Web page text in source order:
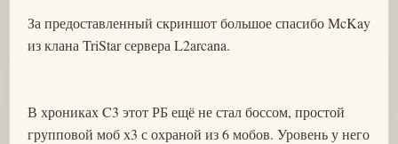
За предоставленный скриншот большое спасибо McKay
из клана TriStar сервера L2arcana.
В хрониках C3 этот РБ ещё не стал боссом, простой
групповой моб х3 с охраной из 6 мобов. Уровень у него